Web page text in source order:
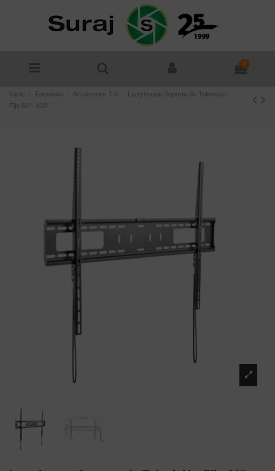
0
Inicio Televisión Accesorios T.V
Larryhouse Soporte de Televisión
Fijo 60"- 100"